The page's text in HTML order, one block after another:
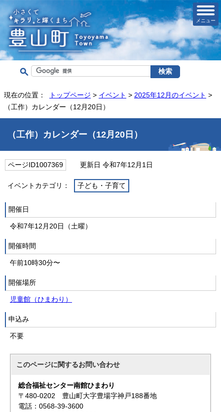
メニュー
現在の位置： トップページ > イベント > 2025年12月のイベント >
（工作）カレンダー（12月20日）
（工作）カレンダー（12月20日）
ページID1007369 更新日 令和7年12月1日
イベントカテゴリ： 子ども・子育て
開催日
令和7年12月20日（土曜）
開催時間
午前10時30分〜
開催場所
児童館（ひまわり）
申込み
不要
このページに関するお問い合わせ
総合福祉センター南館ひまわり
〒480-0202 豊山町大字豊場字神戸188番地
電話：0568-39-3600